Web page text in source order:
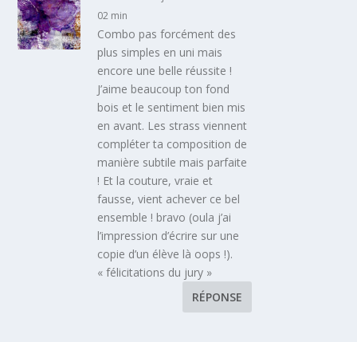
02 min
Combo pas forcément des
plus simples en uni mais
encore une belle réussite !
J’aime beaucoup ton fond
bois et le sentiment bien mis
en avant. Les strass viennent
compléter ta composition de
manière subtile mais parfaite
! Et la couture, vraie et
fausse, vient achever ce bel
ensemble ! bravo (oula j’ai
l’impression d’écrire sur une
copie d’un élève là oops !).
« félicitations du jury »
RÉPONSE